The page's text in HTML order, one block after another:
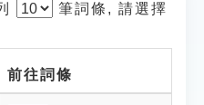
筆詞條, 請選擇
前往詞條